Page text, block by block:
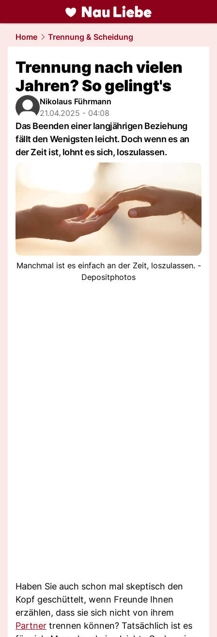
liebe.NAU.ch
Home Trennung & Scheidung
Trennung nach vielen
Jahren? So gelingt's
Nikolaus Führmann
21.04.2025 - 04:08
Das Beenden einer langjährigen Beziehung
fällt den Wenigsten leicht. Doch wenn es an
der Zeit ist, lohnt es sich, loszulassen.
Manchmal ist es einfach an der Zeit, loszulassen. -
Depositphotos
Haben Sie auch schon mal skeptisch den
Kopf geschüttelt, wenn Freunde Ihnen
erzählen, dass sie sich nicht von ihrem
Partner trennen können? Tatsächlich ist es